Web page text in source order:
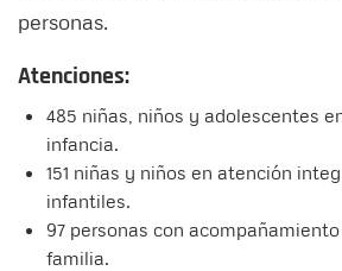
personas.
Atenciones:
485 niñas, niños y adolescentes
infancia.
151 niñas y niños en atención
infantiles.
97 personas con
familia.